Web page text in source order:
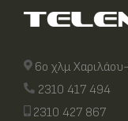
6ο χλμ
2310 417 494
2310 427 867